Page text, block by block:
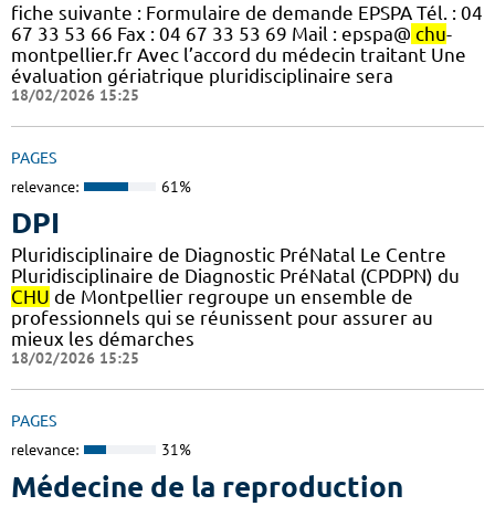
fiche suivante : Formulaire de demande EPSPA Tél. : 04
67 33 53 66 Fax : 04 67 33 53 69 Mail : epspa@ chu-
montpellier.fr Avec l’accord du médecin traitant Une
évaluation gériatrique pluridisciplinaire sera
18/02/2026 15:25
PAGES
relevance: 61%
DPI
Pluridisciplinaire de Diagnostic PréNatal Le Centre
Pluridisciplinaire de Diagnostic PréNatal (CPDPN) du
CHU de Montpellier regroupe un ensemble de
professionnels qui se réunissent pour assurer au
mieux les démarches
18/02/2026 15:25
PAGES
relevance: 31%
Médecine de la reproduction